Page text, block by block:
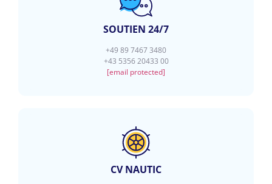
SOUTIEN 24/7
+49 89 7467 3480
+43 5356 20433 00
[email protected]
CV NAUTIC